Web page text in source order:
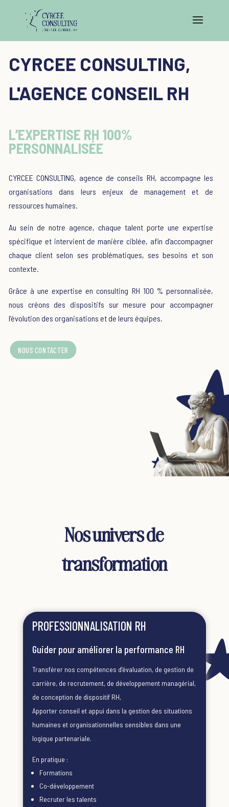
CYRCEE CONSULTING,
L'AGENCE CONSEIL RH
L’EXPERTISE RH 100%
PERSONNALISÉE
CYRCEE CONSULTING, agence de conseils RH, accompagne les
organisations dans leurs enjeux de management et de
ressources humaines.
Au sein de notre agence, chaque talent porte une expertise
spécifique et intervient de manière ciblée, afin d’accompagner
chaque client selon ses problématiques, ses besoins et son
contexte.
Grâce à une expertise en consulting RH 100 % personnalisée,
nous créons des dispositifs sur mesure pour accompagner
l’évolution des organisations et de leurs équipes.
NOUS CONTACTER
Nos univers de
transformation
PROFESSIONNALISATION RH
Guider pour améliorer la performance RH
Transférer nos compétences d’évaluation, de gestion de
carrière, de recrutement, de développement managérial,
de conception de dispositif RH,
Apporter conseil et appui dans la gestion des situations
humaines et organisationnelles sensibles dans une
logique partenariale.
En pratique :
Formations
Co-développement
Recruter les talents